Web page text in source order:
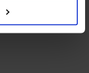
Dodaj do koszyka